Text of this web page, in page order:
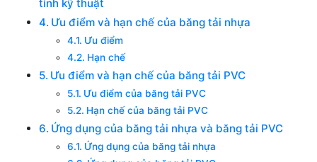
tính kỹ thuật
Ưu điểm và hạn chế của băng tải nhựa
Ưu điểm
Hạn chế
Ưu điểm và hạn chế của băng tải PVC
Ưu điểm của băng tải PVC
Hạn chế của băng tải PVC
Ứng dụng của băng tải nhựa và băng tải PVC
Ứng dụng của băng tải nhựa